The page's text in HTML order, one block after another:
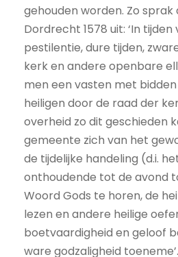
gehouden worden. Zo sprak
Dordrecht 1578 uit: ‘In
pestilentie, dure tijden,
kerk en andere openbare
men een vasten met
heiligen door de raad der
overheid zo dit geschieden
gemeente zich van het
de tijdelijke handeling (d.i.
onthoudende tot de avond
Woord Gods te horen, de
lezen en andere heilige
boetvaardigheid en geloof
ware godzaligheid toeneme’.